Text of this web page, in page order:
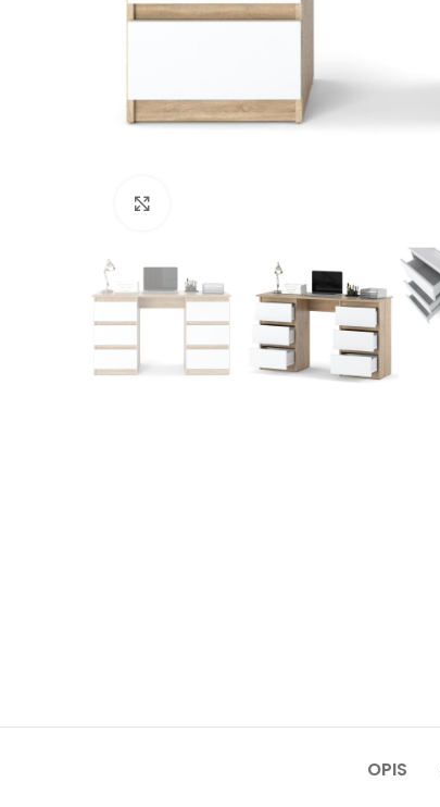
OPIS